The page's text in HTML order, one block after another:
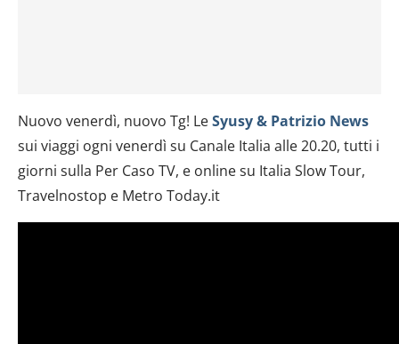
Nuovo venerdì, nuovo Tg! LeSyusy & Patrizio News
sui viaggi ogni venerdì su Canale Italia alle 20.20, tutti i
giorni sulla Per Caso TV, e online su Italia Slow Tour,
Travelnostop e Metro Today.it